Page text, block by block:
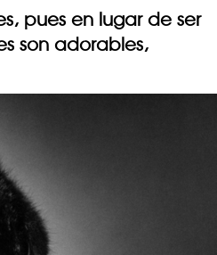
pues en lugar de ser
son adorables,